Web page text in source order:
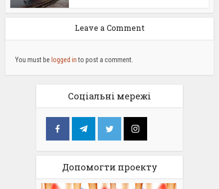
Leave a Comment
You must be logged into post a comment.
Соціальні мережі
Допомогти проекту